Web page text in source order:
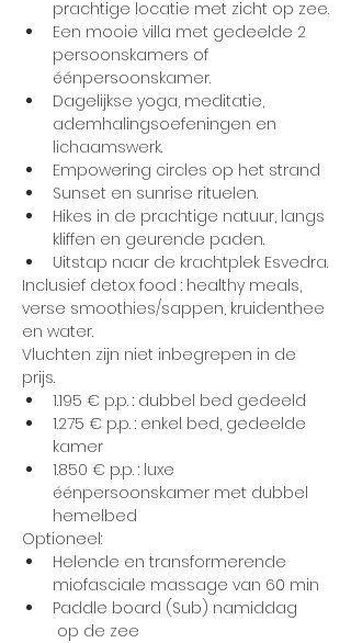
prachtige locatie met zicht op zee.
Een mooie villa met gedeelde 2
persoonskamers of
éénpersoonskamer.
Dagelijkse yoga, meditatie,
ademhalingsoefeningen en
lichaamswerk.
Empowering circles op het strand
Sunset en sunrise rituelen.
Hikes in de prachtige natuur, langs
kliffen en geurende paden.
Uitstap naar de krachtplek Esvedra.
Inclusief detox food : healthy meals,
verse smoothies/sappen, kruidenthee
en water.
Vluchten zijn niet inbegrepen in de
prijs.
1.195 € p.p. : dubbel bed gedeeld
1.275 € p.p. : enkel bed, gedeelde
kamer
1.850 € p.p. : luxe
éénpersoonskamer met dubbel
hemelbed
Optioneel:
Helende en transformerende
miofasciale massage van 60 min
Paddle board (Sub) namiddag
op de zee